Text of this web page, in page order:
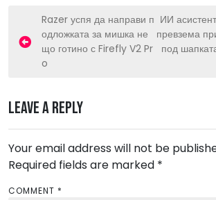
o
n
v
i
g
Razer успя да направи п
одложката за мишка не
що готино с Firefly V2 Pr
o
ИИ
превзема
под
Leave a Reply
Your email address will not be
Required fields are marked *
COMMENT *